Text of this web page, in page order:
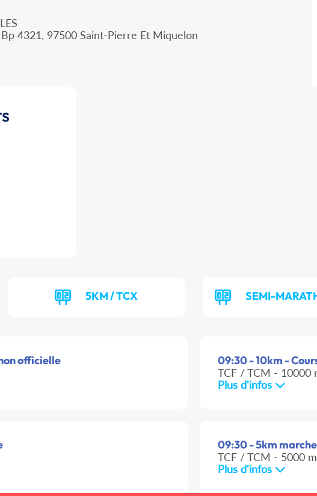
4321, 97500 Saint-Pierre Et Miquelon
5KM / TCX SEMI-
officielle 09:30 - 10km -
TCF / TCM - 10000
Plus d'infos
09:30 - 5km
TCF / TCM - 5000 m
Plus d'infos